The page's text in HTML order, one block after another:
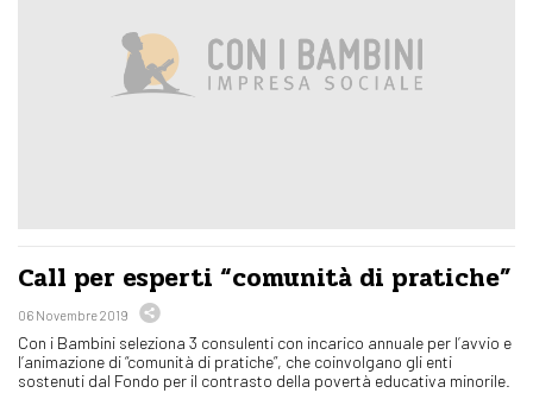
Call per esperti “comunità di pratiche”
06 Novembre 2019
Con i Bambini seleziona 3 consulenti con incarico annuale per l’avvio e
l’animazione di “comunità di pratiche”, che coinvolgano gli enti
sostenuti dal Fondo per il contrasto della povertà educativa minorile.